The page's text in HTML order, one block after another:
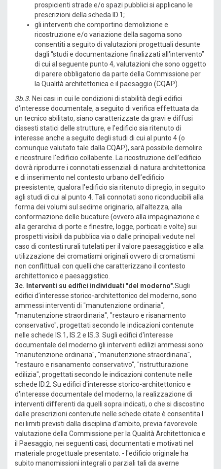
prospicienti strade e/o spazi pubblici si applicano le
prescrizioni della scheda ID.1;
gli interventi che comportino demolizione e
ricostruzione e/o variazione della sagoma sono
consentiti a seguito di valutazioni progettuali desunte
dagli “studi e documentazione finalizzati all'intervento”
di cui al seguente punto 4, valutazioni che sono oggetto
di parere obbligatorio da parte della Commissione per
la Qualità architettonica e il paesaggio (CQAP).
3b.3. Nei casi in cui le condizioni di stabilità degli edifici
d'interesse documentale, a seguito di verifica effettuata da
un tecnico abilitato, siano caratterizzate da gravi e diffusi
dissesti statici delle strutture, e l’edificio sia ritenuto di
interesse anche a seguito degli studi di cui al punto 4 (o
comunque valutato tale dalla CQAP), sarà possibile demolire
e ricostruire l'edificio collabente. La ricostruzione dell’edificio
dovrà riprodurre i connotati essenziali di natura architettonica
e di inserimento nel contesto urbano dell’edificio
preesistente, qualora l'edificio sia ritenuto di pregio, in seguito
agli studi di cui al punto 4. Tali connotati sono riconducibili alla
forma dei volumi sul sedime originario, all’altezza, alla
conformazione delle bucature (ovvero alla impaginazione e
alla gerarchia di porte e finestre, logge, porticati e volte) sui
prospetti visibili da pubblica via o dalle principali vedute nel
caso di contesti rurali tutelati per il valore paesaggistico e alla
utilizzazione dei cromatismi originali ovvero di cromatismi
non conflittuali con quelli che caratterizzano il contesto
architettonico e paesaggistico.
3c. Interventi su edifici individuati "del moderno".Sugli
edifici d'interesse storico-architettonico del moderno, sono
ammessi interventi di "manutenzione ordinaria",
"manutenzione straordinaria", "restauro e risanamento
conservativo", progettati secondo le indicazioni contenute
nelle schede IS.1, IS.2 e IS.3. Sugli edifici d'interesse
documentale del moderno gli interventi edilizi ammessi sono:
"manutenzione ordinaria", "manutenzione straordinaria",
"restauro e risanamento conservativo", "ristrutturazione
edilizia", progettati secondo le indicazioni contenute nelle
schede ID.2. Su edifici d'interesse storico-architettonico e
d'interesse documentale del moderno, la realizzazione di
interventi differenti da quelli sopra indicati, o che si discostino
dalle prescrizioni contenute nelle schede citate è consentita l
nei limiti previsti dalla disciplina d’ambito, previa favorevole
valutazione della Commissione per la Qualità Architettonica e
il Paesaggio, nei seguenti casi, documentati e motivati nel
materiale progettuale presentato: - l'edificio originale ha
subito manomissioni integrali o parziali tali da averne